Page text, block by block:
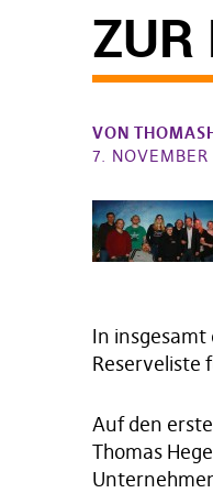
ZUR
VON
7.
In
Reserveliste
Auf den
Thomas